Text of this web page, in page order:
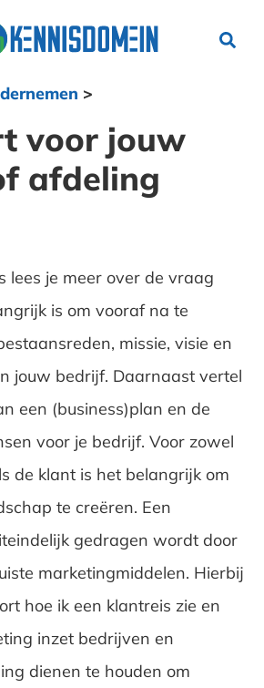
>
voor jouw
afdeling
lees je meer over de vraag
is om vooraf na te
missie, visie en
jouw bedrijf. Daarnaast vertel
een (business)plan en de
voor je bedrijf. Voor zowel
de klant is het belangrijk om
te creëren. Een
gedragen wordt door
marketingmiddelen. Hierbij
hoe ik een klantreis zie en
inzet bedrijven en
dienen te houden om